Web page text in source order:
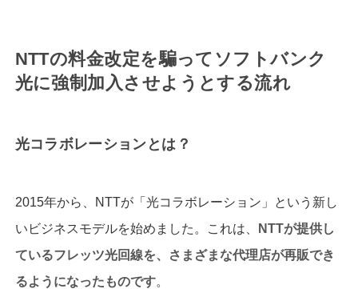
NTTの料金改定を騙ってソフトバンク
光に強制加入させようとする流れ
光コラボレーションとは？
2015年から、NTTが「光コラボレーション」という新し
いビジネスモデルを始めました。これは、
NTTが提供し
ているフレッツ光回線を、さまざまな代理店が再販でき
るようになったものです。